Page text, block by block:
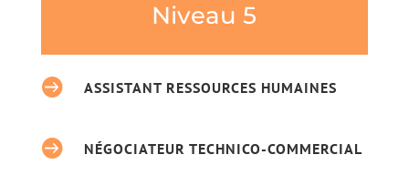
Niveau 5
 ASSISTANT RESSOURCES HUMAINES
 NÉGOCIATEUR TECHNICO-COMMERCIAL